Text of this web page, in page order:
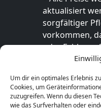
Um dir ein optimales Erlebnis
Cookies, um
zuzugreifen. Wenn du diesen
wie das Surfverhalten oder
aktualisiert
sorgfältiger
vorkommen,
oder Fehler
endgültige
ausschließlich
Shop des